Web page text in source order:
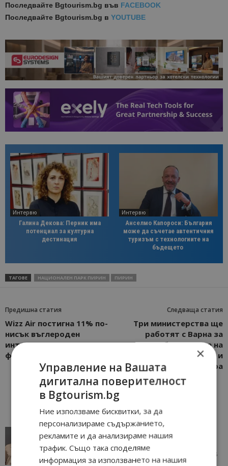
Последвайте Bgtourism.bg във FACEBOOK
Последвайте Bgtourism.bg в YOUTUBE
Интервю
Галина Декова: Перник има
потенциал за културна
дестинация
Интервю
Анселмо Капороси: България
може да съчетае автентичния
туризъм с технологиите на
бъдещето
ТАГОВЕ НАЦИОНАЛЕН ПАРК ПИРИН ПИРИН
Предишна статия
Wizz Air постигна 11% по-
нисък въглероден
интензитет през
финансовата 2023 г.
Следваща статия
Три министерства ще
работят с Варна за
обединяване на
иновации, туризъм и
култура
окаже по-трудна за...
AI Travel Economy с Елица Стоилова 05/08/2026 08:28
×
Управление на Вашата
дигитална поверителност
в Bgtourism.bg
Ние използваме бисквитки, за да
персонализираме съдържанието,
рекламите и да анализираме нашия
трафик. Също така споделяме
информация за използването на нашия